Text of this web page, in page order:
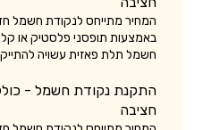
באמצעות תופסני פלסטיק או
חשמל תלת פאזית עשויה להתייקר בכ-
התקנת נקודת חשמל -
חציבה